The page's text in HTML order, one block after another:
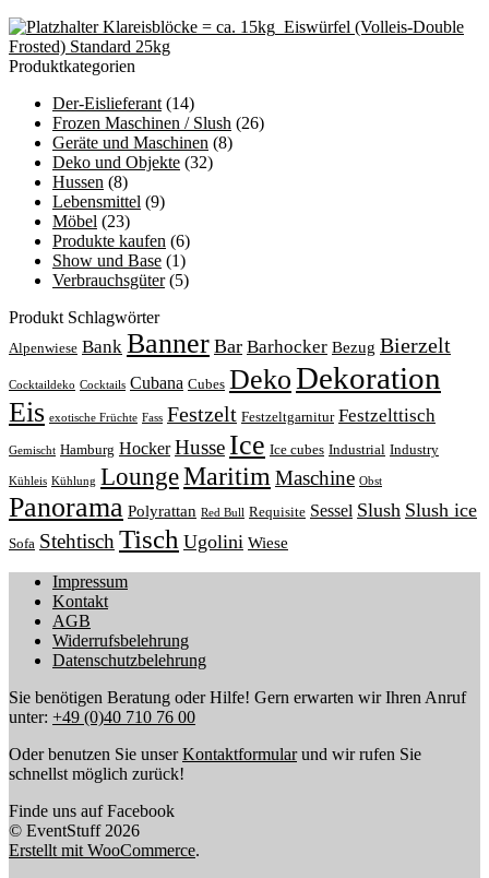
Klareisblöcke = ca. 15kg Eiswürfel (Volleis-Double
Frosted) Standard 25kg
Produktkategorien
Der-Eislieferant (14)
Frozen Maschinen / Slush (26)
Geräte und Maschinen (8)
Deko und Objekte (32)
Hussen (8)
Lebensmittel (9)
Möbel (23)
Produkte kaufen (6)
Show und Base (1)
Verbrauchsgüter (5)
Produkt Schlagwörter
Alpenwiese Bank Banner Bar Barhocker Bezug Bierzelt
Cocktaildeko Cocktails Cubana Cubes DekoDekoration
Eis exotische Früchte Fass Festzelt Festzeltgarnitur Festzelttisch
Gemischt Hamburg Hocker Husse Ice Ice cubes Industrial Industry
Kühleis Kühlung LoungeMaritim Maschine Obst
Panorama Polyrattan Red Bull Requisite Sessel Slush Slush ice
Sofa Stehtisch Tisch Ugolini Wiese
Impressum
Kontakt
AGB
Widerrufsbelehrung
Datenschutzbelehrung
Sie benötigen Beratung oder Hilfe! Gern erwarten wir Ihren Anruf
unter: +49 (0)40 710 76 00
Oder benutzen Sie unserKontaktformularund wir rufen Sie
schnellst möglich zurück!
Finde uns auf Facebook
© EventStuff 2026
Erstellt mit WooCommerce.